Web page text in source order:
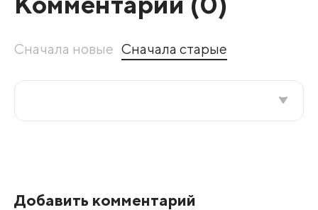
Сначала новые Сначала старые
Добавить комментарий